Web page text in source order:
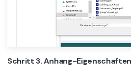
Schritt 3. Anhang-